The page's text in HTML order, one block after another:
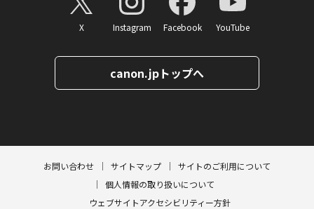
X Instagram Facebook YouTube
canon.jpトップへ
お問い合わせ サイトマップ
サイトのご利用について
個人情報の取り扱いについて
ウェブサイトアクセシビリティー方針